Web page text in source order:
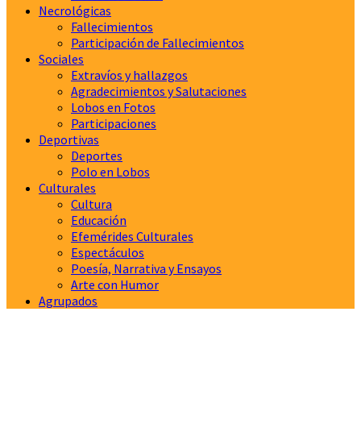
Necrológicas
Fallecimientos
Participación de Fallecimientos
Sociales
Extravíos y hallazgos
Agradecimientos y Salutaciones
Lobos en Fotos
Participaciones
Deportivas
Deportes
Polo en Lobos
Culturales
Cultura
Educación
Efemérides Culturales
Espectáculos
Poesía, Narrativa y Ensayos
Arte con Humor
Agrupados